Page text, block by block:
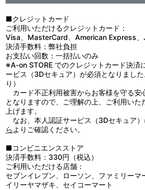
■クレジットカード
ご利用いただけるクレジットカード：
Visa、MasterCard、American Express、
決済手数料：弊社負担
お支払い回数：一括払いのみ
※A-on STORE でのクレジットカード決済
ービス（3Dセキュア）が必須となりまし
り）
カード不正利用被害からお客様を守る安
となりますので、ご理解の上、ご利用いた
上げます。
なお、本人認証サービス（3Dセキュア
ら よりご確認ください。
■コンビニエンスストア
決済手数料：330円（税込）
ご利用いただける店舗：
セブンイレブン、ローソン、ファミリーマ
イリーヤマザキ、セイコーマート